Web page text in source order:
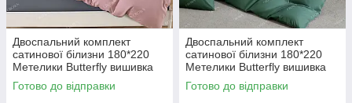
Двоспальний комплект
сатинової білизни 180*220
Метелики Butterfly вишивка
Готово до відправки
Двоспальний комплект
сатинової білизни 180*220
Метелики Butterfly вишивка
Готово до відправки